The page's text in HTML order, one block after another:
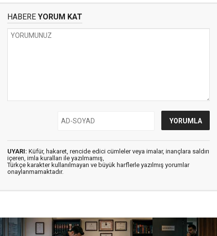
HABERE YORUM KAT
UYARI: Küfür, hakaret, rencide edici cümleler veya imalar, inançlara saldırı
içeren, imla kuralları ile yazılmamış,
Türkçe karakter kullanılmayan ve büyük harflerle yazılmış yorumlar
onaylanmamaktadır.